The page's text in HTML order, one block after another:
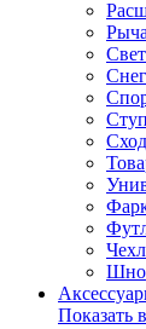
Показать